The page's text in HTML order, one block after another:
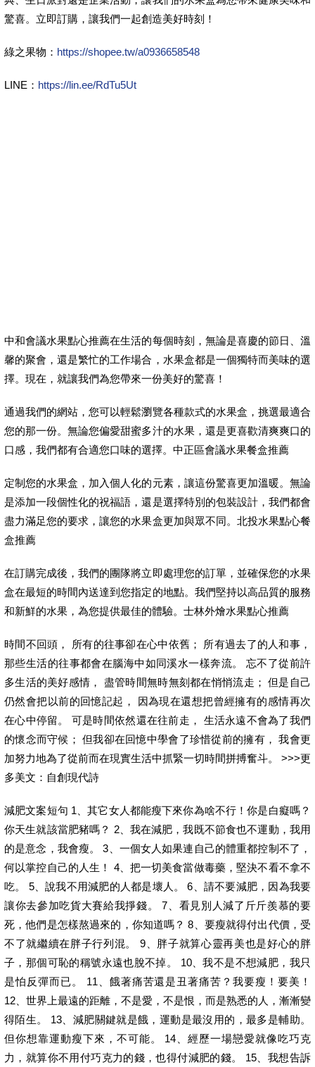
驚喜。立即訂購，讓我們一起創造美好時刻！
綠之果物： https://shopee.tw/a0936658548
LINE： https://lin.ee/RdTu5Ut
中和會議水果點心推薦在生活的每個時刻，無論是喜慶的節日、溫
馨的聚會，還是繁忙的工作場合，水果盒都是一個獨特而美味的選
擇。現在，就讓我們為您帶來一份美好的驚喜！
通過我們的網站，您可以輕鬆瀏覽各種款式的水果盒，挑選最適合
您的那一份。無論您偏愛甜蜜多汁的水果，還是更喜歡清爽爽口的
口感，我們都有合適您口味的選擇。中正區會議水果餐盒推薦
定制您的水果盒，加入個人化的元素，讓這份驚喜更加溫暖。無論
是添加一段個性化的祝福語，還是選擇特別的包裝設計，我們都會
盡力滿足您的要求，讓您的水果盒更加與眾不同。北投水果點心餐
盒推薦
在訂購完成後，我們的團隊將立即處理您的訂單，並確保您的水果
盒在最短的時間內送達到您指定的地點。我們堅持以高品質的服務
和新鮮的水果，為您提供最佳的體驗。士林外燴水果點心推薦
時間不回頭， 所有的往事卻在心中依舊； 所有過去了的人和事，
那些生活的往事都會在腦海中如同溪水一樣奔流。 忘不了從前許
多生活的美好感情， 盡管時間無時無刻都在悄悄流走； 但是自己
仍然會把以前的回憶記起， 因為現在還想把曾經擁有的感情再次
在心中停留。 可是時間依然還在往前走， 生活永遠不會為了我們
的懷念而守候； 但我卻在回憶中學會了珍惜從前的擁有， 我會更
加努力地為了從前而在現實生活中抓緊一切時間拼搏奮斗。 >>>更
多美文：自創現代詩
減肥文案短句 1、其它女人都能瘦下來你為啥不行！你是白癡嗎？
你天生就該當肥豬嗎？ 2、我在減肥，我既不節食也不運動，我用
的是意念，我會瘦。 3、一個女人如果連自己的體重都控制不了，
何以掌控自己的人生！ 4、把一切美食當做毒藥，堅決不看不拿不
吃。 5、說我不用減肥的人都是壞人。 6、請不要減肥，因為我要
讓你去參加吃貨大賽給我掙錢。 7、看見別人減了斤斤羨慕的要
死，他們是怎樣熬過來的，你知道嗎？ 8、要瘦就得付出代價，受
不了就繼續在胖子行列混。 9、胖子就算心靈再美也是好心的胖
子，那個可恥的稱號永遠也脫不掉。 10、我不是不想減肥，我只
是怕反彈而已。 11、餓著痛苦還是丑著痛苦？我要瘦！要美！
12、世界上最遠的距離，不是愛，不是恨，而是熟悉的人，漸漸變
得陌生。 13、減肥關鍵就是餓，運動是最沒用的，最多是輔助。
但你想靠運動瘦下來，不可能。 14、經歷一場戀愛就像吃巧克
力，就算你不用付巧克力的錢，也得付減肥的錢。 15、我想告訴